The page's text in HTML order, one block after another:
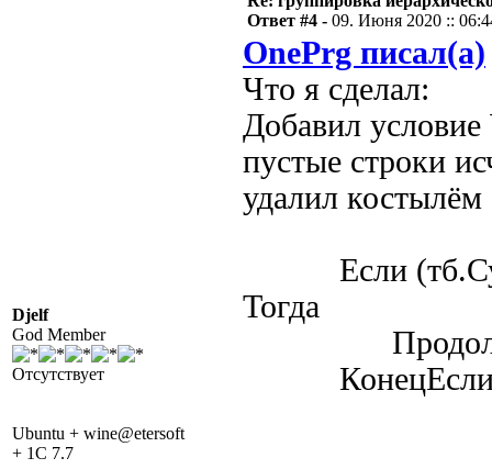
Djelf
God Member
Отсутствует
Ubuntu + wine@etersoft
+ 1C 7.7
Ответ #4 - 09. Июня 2020 ::
OnePrg писал(а)
Что я сделал:
Добавил
пустые строки
удалил костылём
Если
Тогда